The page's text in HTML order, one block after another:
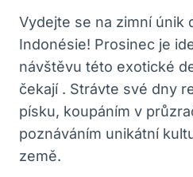
Vydejte se na zimní únik
Indonésie! Prosinec je
návštěvu této exotické
čekají . Strávte své dny
písku, koupáním v
poznáváním unikátní
země.